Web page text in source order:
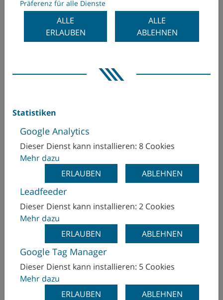
Produktivität steigern
JETZT SCHULUNG ANFRAGEN
ONLINE TRAINING PAKETE
WFL REFRESH TRAINING
CNC-
PROGRAMMIERSCHULUNGE
N
CNC-BEDIENSCHULUNG
SERVICESCHULUNGEN
Präferenz für alle Dienste
ALLE
ERLAUBEN
ALLE
ABLEHNEN
Statistiken
Google Analytics
Dieser Dienst kann installieren: 8 Cookies
Mehr dazu
ERLAUBEN
ABLEHNEN
Leadfeeder
Dieser Dienst kann installieren: 2 Cookies
Mehr dazu
ERLAUBEN
ABLEHNEN
Google Tag Manager
Dieser Dienst kann installieren: 5 Cookies
Mehr dazu
ERLAUBEN
ABLEHNEN